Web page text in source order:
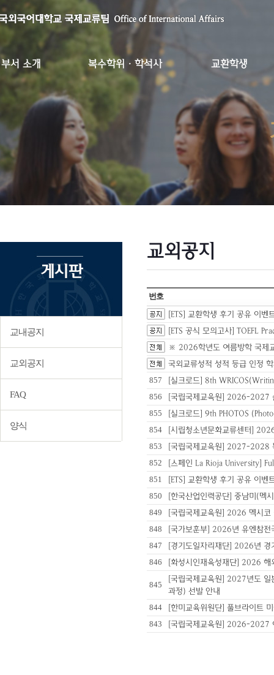
부서 소개 복수학위·학석사 교환학생
교내공지
교외공지
FAQ
양식
교외공지
번호
[ETS] 교환학생 후기 공유 이벤
[ETS 공식 모의고사] TOEFL
※ 2026학년도 여름방학 국제
국외교류성적 성적 등급 인정
857 [실크로드] 8th
856 [국립국제교육원] 2026-2027
855 [실크로드] 9th PHOTOS
854 [시립청소년문화교류센터]
853 [국립국제교육원] 2027-2028
852 [스페인 La Rioja University]
851 [ETS] 교환학생 후기 공유 이
850 [한국산업인력공단] 중남미(멕
849 [국립국제교육원] 2026 멕시
848 [국가보훈부] 2026년 유엔참
847 [경기도일자리재단] 2026년
846 [화성시인재육성재단] 2026
845
[국립국제교육원] 2027년도
과정) 선발 안내
844 [한미교육위원단] 풀브라이트
843 [국립국제교육원] 2026-2027